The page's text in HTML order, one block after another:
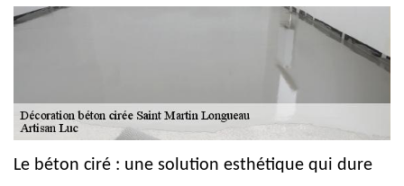
Le béton ciré : une solution esthétique qui dure